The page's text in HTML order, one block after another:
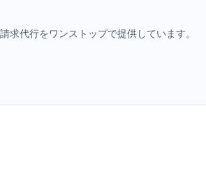
代行をワンストップで提供しています。